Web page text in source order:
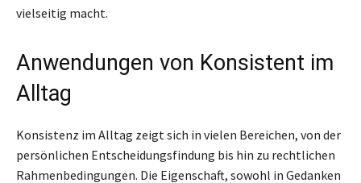
vielseitig macht.
Anwendungen von Konsistent im
Alltag
Konsistenz im Alltag zeigt sich in vielen Bereichen, von der
persönlichen Entscheidungsfindung bis hin zu rechtlichen
Rahmenbedingungen. Die Eigenschaft, sowohl in Gedanken